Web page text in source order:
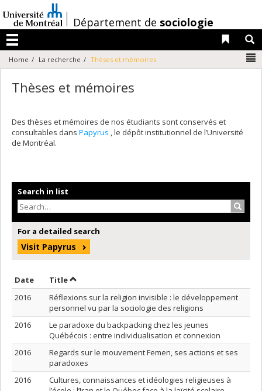
au
contenu
/Département de sociologie
Menu
Liens
Home La recherche Thèses et mémoires
Thèses et mémoires
Des thèses et mémoires de nos étudiants sont conservés et
consultables dans Papyrus , le dépôt institutionnel de l’Université
de Montréal.
Search in list
For a detailed search
Visit Papyrus
Date Sort by date in ascending order
TitleSort by title in ascending order
2016
Réflexions sur la religion invisible : le développement
personnel vu par la sociologie des religions
2016
Le paradoxe du backpacking chez les jeunes
Québécois : entre individualisation et connexion
2016
Regards sur le mouvement Femen, ses actions et ses
paradoxes
2016
Cultures, connaissances et idéologies religieuses à